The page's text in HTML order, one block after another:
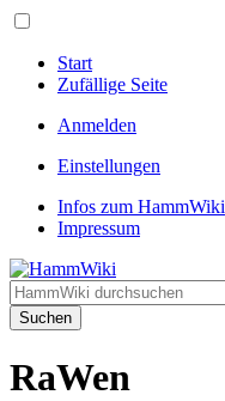
Start
Zufällige Seite
Anmelden
Einstellungen
Infos zum HammWiki
Impressum
Suchen
RaWen